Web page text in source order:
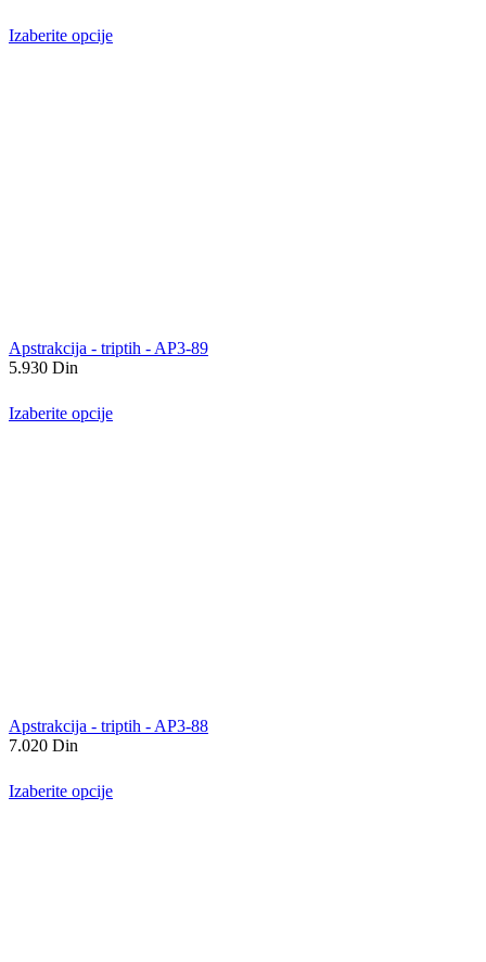
Izaberite opcije
Apstrakcija - triptih - AP3-89
5.930 Din
Izaberite opcije
Apstrakcija - triptih - AP3-88
7.020 Din
Izaberite opcije